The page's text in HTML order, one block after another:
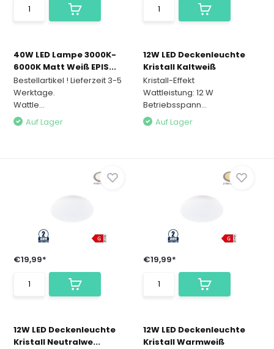
40W LED Lampe 3000K-
6000K Matt Weiß EPIS...
Bestellartikel ! Lieferzeit 3-5
Werktage.
Wattle...
Auf Lager
12W LED Deckenleuchte
Kristall Kaltweiß
Kristall-Effekt
Wattleistung: 12 W
Betriebsspann...
Auf Lager
€19,99*
12W LED Deckenleuchte
Kristall Neutralwe...
€19,99*
12W LED Deckenleuchte
Kristall Warmweiß